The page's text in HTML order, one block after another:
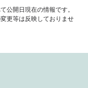
公開日現在の情報です。
更等は反映しておりませ